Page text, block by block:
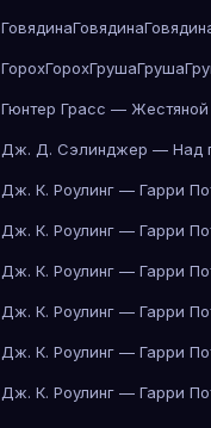
ГовядинаГовядина
ГорохГорохГрушаГруша
Гюнтер Грасс — Жестяной
Дж. Д. Сэлинджер — Над
Дж. К. Роулинг — Гарри
Дж. К. Роулинг — Гарри
Дж. К. Роулинг — Гарри
Дж. К. Роулинг — Гарри
Дж. К. Роулинг — Гарри
Дж. К. Роулинг — Гарри